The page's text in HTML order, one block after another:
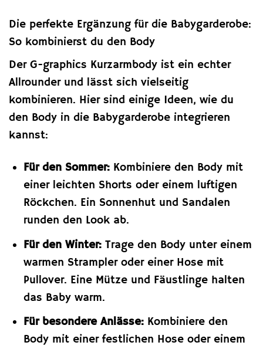
Die perfekte Ergänzung für die Babygarderobe:
So kombinierst du den Body
Der G-graphics Kurzarmbody ist ein echter
Allrounder und lässt sich vielseitig
kombinieren. Hier sind einige Ideen, wie du
den Body in die Babygarderobe integrieren
kannst:
Für den Sommer:Kombiniere den Body mit
einer leichten Shorts oder einem luftigen
Röckchen. Ein Sonnenhut und Sandalen
runden den Look ab.
Für den Winter:Trage den Body unter einem
warmen Strampler oder einer Hose mit
Pullover. Eine Mütze und Fäustlinge halten
das Baby warm.
Für besondere Anlässe:Kombiniere den
Body mit einer festlichen Hose oder einem